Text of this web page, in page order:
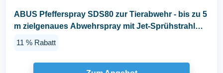
ABUS Pfefferspray SDS80 zur Tierabwehr - bis zu 5
m zielgenaues Abwehrspray mit Jet-Sprühstrahl
zur...
11 % Rabatt